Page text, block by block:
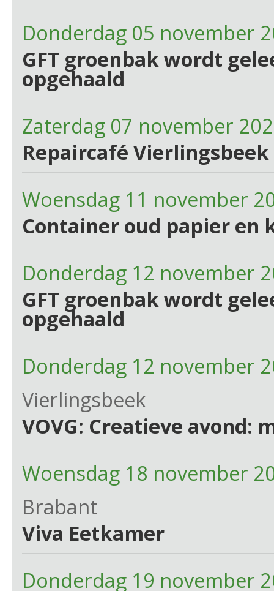
Donderdag 05 november
GFT groenbak wordt
opgehaald
Zaterdag 07 november
Repaircafé
Woensdag 11 november
Container oud papier en
Donderdag 12 november
GFT groenbak wordt
opgehaald
Donderdag 12 november
Vierlingsbeek
VOVG: Creatieve avond:
Woensdag 18 november
Brabant
Viva Eetkamer
Donderdag 19 november